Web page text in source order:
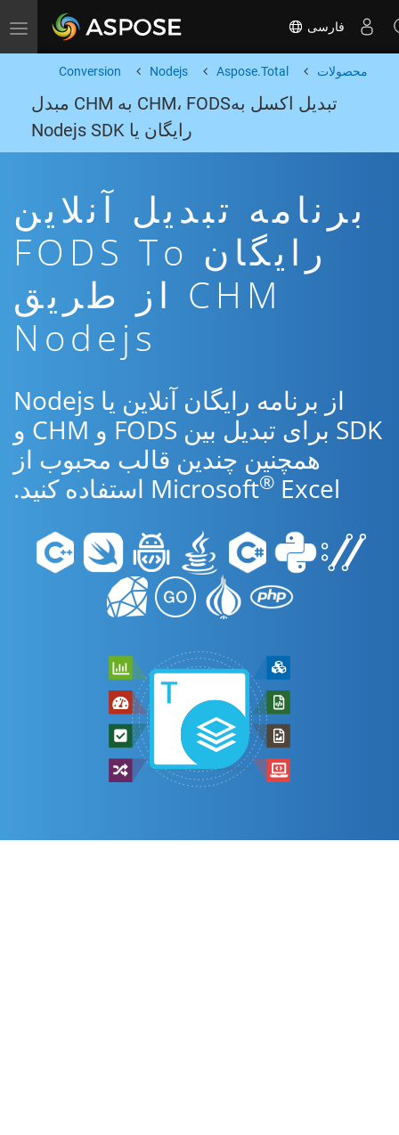
Toggle navigation فارسی
محصولات Aspose.Total
Nodejs
Conversion
تبدیل اکسل بهCHM، FODS به CHM مبدل
رایگان یا Nodejs SDK
برنامه تبدیل آنلاین
رایگان FODS To
CHM از طریق
Nodejs
از برنامه رایگان آنلاین یا Nodejs
SDK برای تبدیل بین FODS و CHM و
همچنین چندین قالب محبوب از
Microsoft® Excel استفاده کنید.